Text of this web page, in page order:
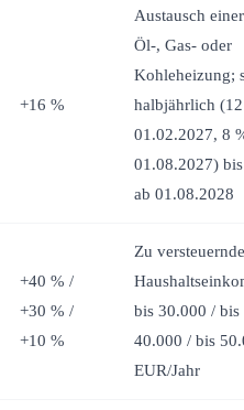
+16 %
Austausch
Öl-, Gas- oder
Kohleheizung;
halbjährlich
01.02.2027, 8
01.08.2027)
ab 01.08.2028
+40 % /
+30 % /
+10 %
Zu
bis 30.000 / bis
40.000 / bis
EUR/Jahr